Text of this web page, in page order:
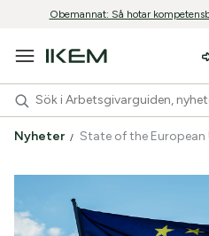
Obemannat: Så hotar
Nyheter State of the European